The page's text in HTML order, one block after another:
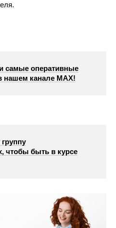
самые оперативные
нашем канале МАХ!
чтобы быть в курсе